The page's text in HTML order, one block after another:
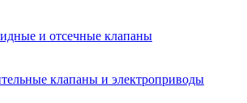
и отсечные клапаны
клапаны и электроприводы